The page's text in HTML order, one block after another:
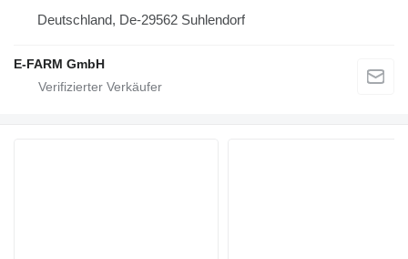
Deutschland, De-29562 Suhlendorf
E-FARM GmbH